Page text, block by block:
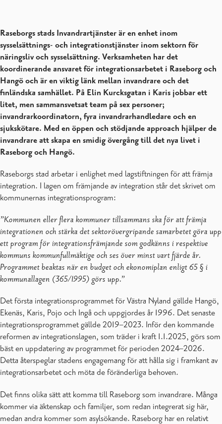
Raseborgs stads Invandrartjänster är en enhet inom
sysselsättnings- och integrationstjänster inom sektorn för
näringsliv och sysselsättning. Verksamheten har det
koordinerande ansvaret för integrationsarbetet i Raseborg och
Hangö och är en viktig länk mellan invandrare och det
finländska samhället. På Elin Kurcksgatan i Karis jobbar ett
litet, men sammansvetsat team på sex personer;
invandrarkoordinatorn, fyra invandrarhandledare och en
sjukskötare. Med en öppen och stödjande approach hjälper de
invandrare att skapa en smidig övergång till det nya livet i
Raseborg och Hangö.
Raseborgs stad arbetar i enlighet med lagstiftningen för att främja
integration. I lagen om främjande av integration står det skrivet om
kommunernas integrationsprogram:
”Kommunen eller flera kommuner tillsammans ska för att främja
integrationen och stärka det sektorövergripande samarbetet göra upp
ett program för integrationsfrämjande som godkänns i respektive
kommuns kommunfullmäktige och ses över minst vart fjärde år.
Programmet beaktas när en budget och ekonomiplan enligt 65 § i
kommunallagen (365/1995) görs upp.”
Det första integrationsprogrammet för Västra Nyland gällde Hangö,
Ekenäs, Karis, Pojo och Ingå och uppgjordes år 1996. Det senaste
integrationsprogrammet gällde 2019–2023. Inför den kommande
reformen av integrationslagen, som träder i kraft 1.1.2025, görs som
bäst en uppdatering av programmet för perioden 2024–2026.
Detta återspeglar stadens engagemang för att hålla sig i framkant av
integrationsarbetet och möta de föränderliga behoven.
Det finns olika sätt att komma till Raseborg som invandrare. Många
kommer via äktenskap och familjer, som redan integrerat sig här,
medan andra kommer som asylsökande. Raseborg har en relativt